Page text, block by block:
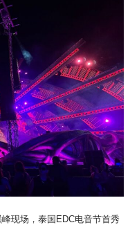
现场，泰国EDC电音节首秀